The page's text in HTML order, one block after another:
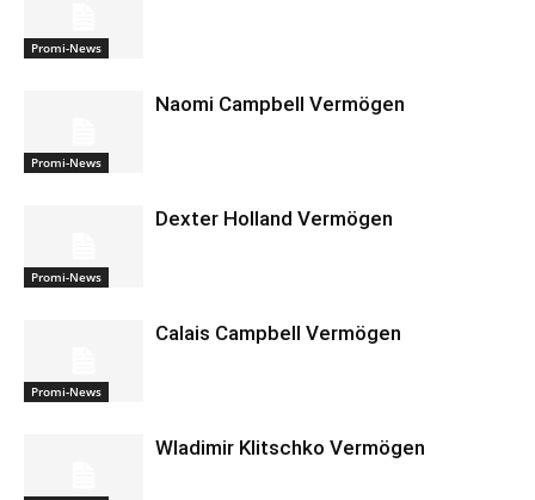
Promi-News
Promi-News
Naomi Campbell Vermögen
Promi-News
Dexter Holland Vermögen
Promi-News
Calais Campbell Vermögen
Wladimir Klitschko Vermögen